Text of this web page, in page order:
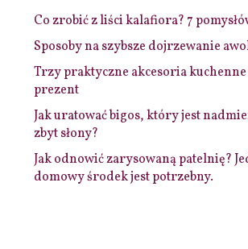
Co zrobić z liści kalafiora? 7
Sposoby na szybsze dojrzewanie
Trzy praktyczne akcesoria
prezent
Jak uratować bigos, który jest
zbyt słony?
Jak odnowić zarysowaną patelnię?
domowy środek jest potrzebny.